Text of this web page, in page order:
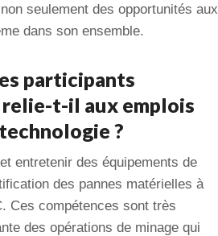
seulement des opportunités aux
dans son ensemble.
participants
t-il aux emplois
?
entretenir des équipements de
des pannes matérielles à
Ces compétences sont très
des opérations de minage qui